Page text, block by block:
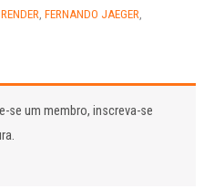
FERNANDO JAEGER
se um membro, inscreva-se